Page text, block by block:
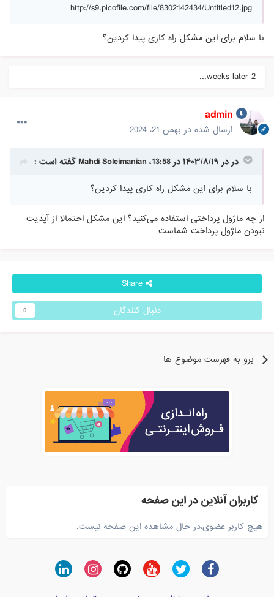
http://s9.picofile.com/file/8302142434/Untitled12.jpg
با سلام برای این مشکل راه کاری پیدا کردین؟
2 weeks later...
admin
ارسال شده در بهمن 21، 2024
در در ۱۴۰۳/۸/۱۹ در 13:58، Mahdi Soleimanianگفته است :
با سلام برای این مشکل راه کاری پیدا کردین؟
از چه ماژول پرداختی استفاده می‌کنید؟ این مشکل احتمالا از آپدیت
نبودن ماژول پرداخت شماست
Share
دنبال کنندگان
برو به فهرست موضوع ها
کاربران آنلاین در این صفحه
هیچ کاربر عضوی،در حال مشاهده این صفحه نیست.